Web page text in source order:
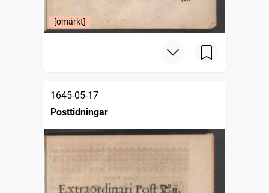
[omärkt]
1645-05-17
Posttidningar